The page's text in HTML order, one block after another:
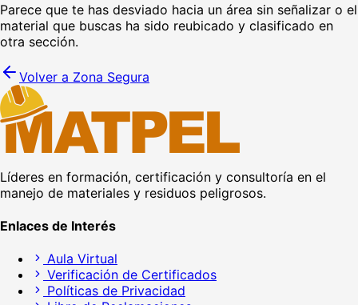
Parece que te has desviado hacia un área sin señalizar o el
material que buscas ha sido reubicado y clasificado en
otra sección.
Volver a Zona Segura
Líderes en formación, certificación y consultoría en el
manejo de materiales y residuos peligrosos.
Enlaces de Interés
Aula Virtual
Verificación de Certificados
Políticas de Privacidad